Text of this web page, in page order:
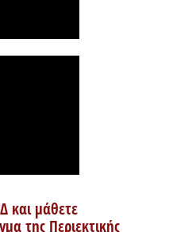
και μάθετε
της Περιεκτικής